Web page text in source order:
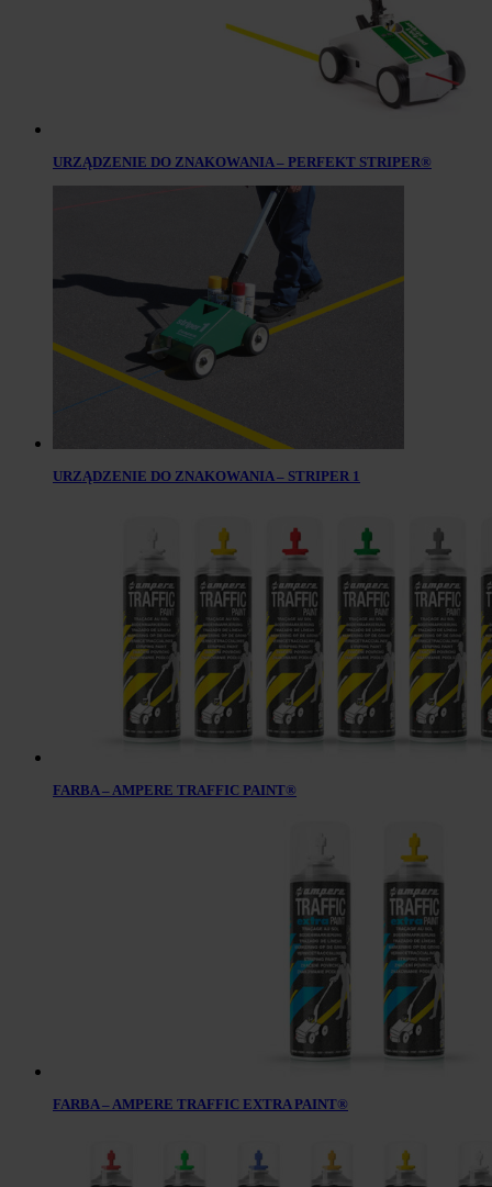
URZĄDZENIE DO ZNAKOWANIA – PERFEKT STRIPER®
URZĄDZENIE DO ZNAKOWANIA – STRIPER 1
FARBA – AMPERE TRAFFIC PAINT®
FARBA – AMPERE TRAFFIC EXTRA PAINT®